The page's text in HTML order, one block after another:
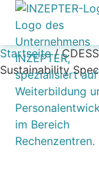
Startseite/
Sustainability